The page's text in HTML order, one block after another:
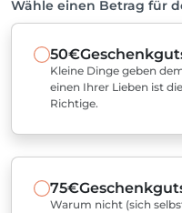
Wähle einen Betrag für
50€
Kleine Dinge geben
einen Ihrer Lieben ist
Richtige.
75€
Warum nicht (sich